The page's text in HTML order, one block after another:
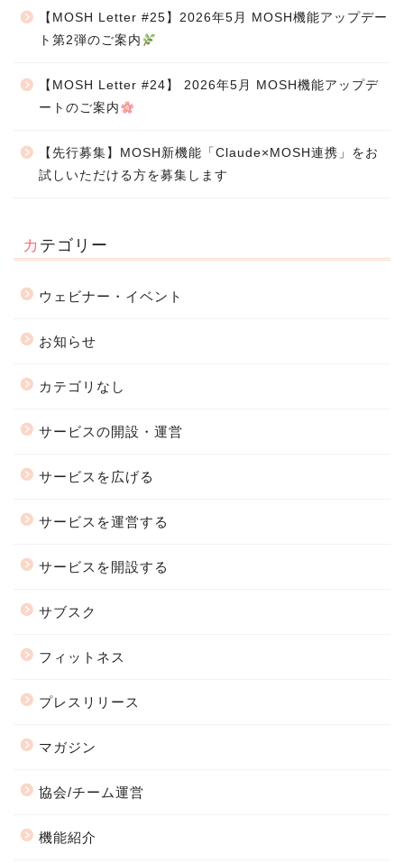
【MOSH Letter #25】2026年5月 MOSH機能アップデー
ト第2弾のご案内
【MOSH Letter #24】 2026年5月 MOSH機能アップデ
ートのご案内
【先行募集】MOSH新機能「Claude×MOSH連携」をお
試しいただける方を募集します
カテゴリー
ウェビナー・イベント
お知らせ
カテゴリなし
サービスの開設・運営
サービスを広げる
サービスを運営する
サービスを開設する
サブスク
フィットネス
プレスリリース
マガジン
協会/チーム運営
機能紹介